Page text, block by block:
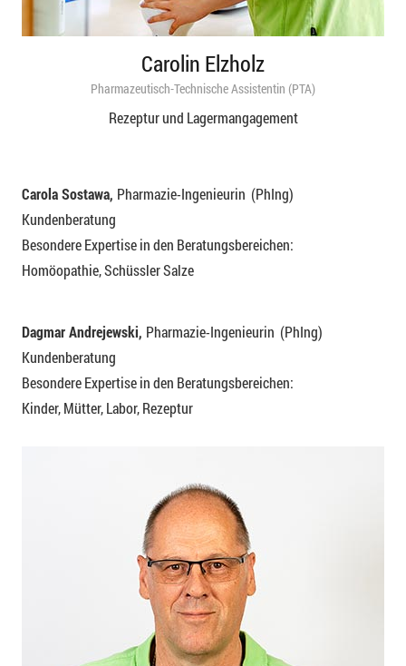
Carolin Elzholz
Pharmazeutisch-Technische Assistentin (PTA)
Rezeptur und Lagermangagement
Carola Sostawa, Pharmazie-Ingenieurin (PhIng)
Kundenberatung
Besondere Expertise in den Beratungsbereichen:
Homöopathie, Schüssler Salze
Dagmar Andrejewski, Pharmazie-Ingenieurin (PhIng)
Kundenberatung
Besondere Expertise in den Beratungsbereichen:
Kinder, Mütter, Labor, Rezeptur